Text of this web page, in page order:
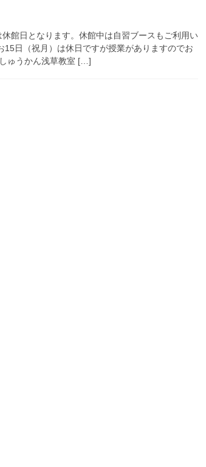
館日となります。休館中は自習ブースもご利用い
日（祝月）は休日ですが授業がありますのでお
ゅうかん浅草教室 […]